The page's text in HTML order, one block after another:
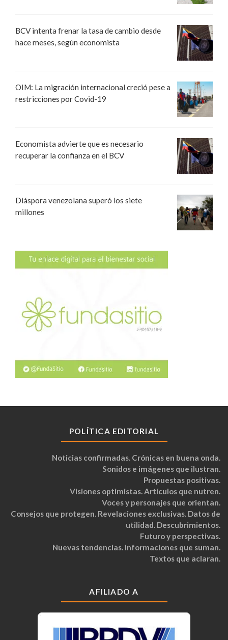
BCV intenta frenar la tasa de cambio desde
hace meses, según economista
OIM: La migración internacional creció pese a
restricciones por Covid-19
Economista advierte que es necesario
recuperar la confianza en el BCV
Diáspora venezolana superó los siete
millones
POLÍTICA EDITORIAL
Noticias confirmadas. Crónicas en buena onda.
Sonidos e imágenes que ilustran.
Propuestas positivas.
Visiones optimistas. Artículos que nutren.
Voces y personajes que orientan.
Consejos que protegen. Revelaciones exclusivas. Datos de
utilidad. Descubrimientos.
Futuro y perspectivas.
Nuevas tendencias. Informaciones que suman.
Textos que aclaran.
AFILIADO A